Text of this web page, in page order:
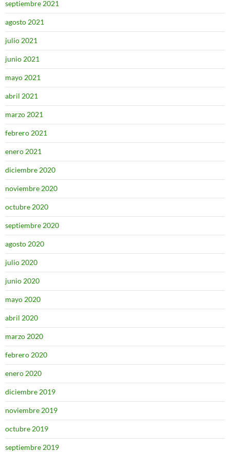
septiembre 2021
agosto 2021
julio 2021
junio 2021
mayo 2021
abril 2021
marzo 2021
febrero 2021
enero 2021
diciembre 2020
noviembre 2020
octubre 2020
septiembre 2020
agosto 2020
julio 2020
junio 2020
mayo 2020
abril 2020
marzo 2020
febrero 2020
enero 2020
diciembre 2019
noviembre 2019
octubre 2019
septiembre 2019